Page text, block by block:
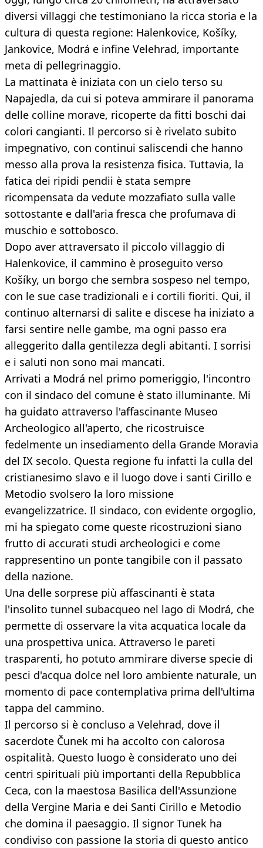
diversi villaggi che testimoniano la ricca storia e la
cultura di questa regione: Halenkovice, Košíky,
Jankovice, Modrá e infine Velehrad, importante
meta di pellegrinaggio.
La mattinata è iniziata con un cielo terso su
Napajedla, da cui si poteva ammirare il panorama
delle colline morave, ricoperte da fitti boschi dai
colori cangianti. Il percorso si è rivelato subito
impegnativo, con continui saliscendi che hanno
messo alla prova la resistenza fisica. Tuttavia, la
fatica dei ripidi pendii è stata sempre
ricompensata da vedute mozzafiato sulla valle
sottostante e dall'aria fresca che profumava di
muschio e sottobosco.
Dopo aver attraversato il piccolo villaggio di
Halenkovice, il cammino è proseguito verso
Košíky, un borgo che sembra sospeso nel tempo,
con le sue case tradizionali e i cortili fioriti. Qui, il
continuo alternarsi di salite e discese ha iniziato a
farsi sentire nelle gambe, ma ogni passo era
alleggerito dalla gentilezza degli abitanti. I sorrisi
e i saluti non sono mai mancati.
Arrivati a Modrá nel primo pomeriggio, l'incontro
con il sindaco del comune è stato illuminante. Mi
ha guidato attraverso l'affascinante Museo
Archeologico all'aperto, che ricostruisce
fedelmente un insediamento della Grande Moravia
del IX secolo. Questa regione fu infatti la culla del
cristianesimo slavo e il luogo dove i santi Cirillo e
Metodio svolsero la loro missione
evangelizzatrice. Il sindaco, con evidente orgoglio,
mi ha spiegato come queste ricostruzioni siano
frutto di accurati studi archeologici e come
rappresentino un ponte tangibile con il passato
della nazione.
Una delle sorprese più affascinanti è stata
l'insolito tunnel subacqueo nel lago di Modrá, che
permette di osservare la vita acquatica locale da
una prospettiva unica. Attraverso le pareti
trasparenti, ho potuto ammirare diverse specie di
pesci d'acqua dolce nel loro ambiente naturale, un
momento di pace contemplativa prima dell'ultima
tappa del cammino.
Il percorso si è concluso a Velehrad, dove il
sacerdote Čunek mi ha accolto con calorosa
ospitalità. Questo luogo è considerato uno dei
centri spirituali più importanti della Repubblica
Ceca, con la maestosa Basilica dell'Assunzione
della Vergine Maria e dei Santi Cirillo e Metodio
che domina il paesaggio. Il signor Tunek ha
condiviso con passione la storia di questo antico